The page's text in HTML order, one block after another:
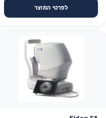
עבודה אוטומטי או ידני
לפרטי המוצר